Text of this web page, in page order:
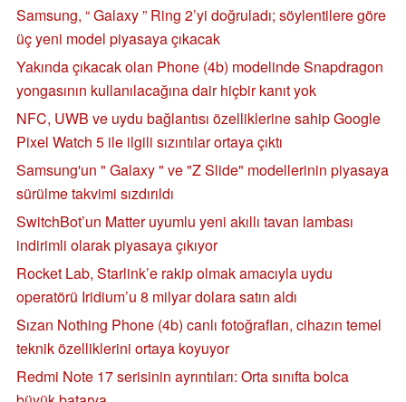
Samsung, “ Galaxy ” Ring 2’yi doğruladı; söylentilere göre
üç yeni model piyasaya çıkacak
Yakında çıkacak olan Phone (4b) modelinde Snapdragon
yongasının kullanılacağına dair hiçbir kanıt yok
NFC, UWB ve uydu bağlantısı özelliklerine sahip Google
Pixel Watch 5 ile ilgili sızıntılar ortaya çıktı
Samsung'un " Galaxy " ve "Z Slide" modellerinin piyasaya
sürülme takvimi sızdırıldı
SwitchBot’un Matter uyumlu yeni akıllı tavan lambası
indirimli olarak piyasaya çıkıyor
Rocket Lab, Starlink’e rakip olmak amacıyla uydu
operatörü Iridium’u 8 milyar dolara satın aldı
Sızan Nothing Phone (4b) canlı fotoğrafları, cihazın temel
teknik özelliklerini ortaya koyuyor
Redmi Note 17 serisinin ayrıntıları: Orta sınıfta bolca